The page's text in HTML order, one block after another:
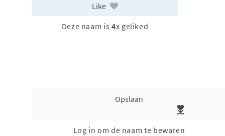
Like
Deze naam is 4x geliked
Opslaan
Log in om de naam te bewaren